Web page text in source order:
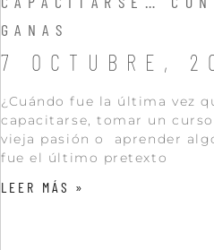
GANAS
7 OCTUBRE,
¿Cuándo fue la última vez
capacitarse, tomar un
vieja pasión o aprender
fue el último pretexto
LEER MÁS »